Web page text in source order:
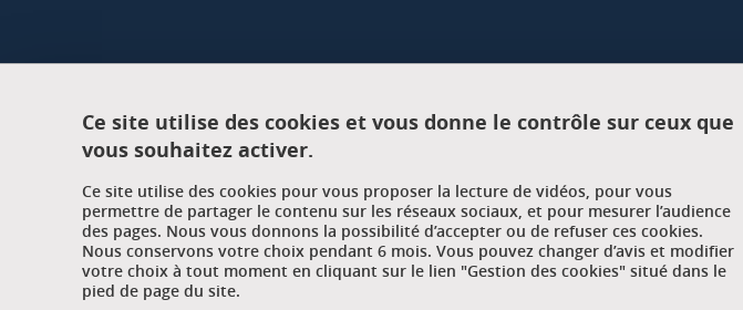
Ce site utilise des cookies et vous donne le contrôle sur ceux que
vous souhaitez activer.
Ce site utilise des cookies pour vous proposer la lecture de vidéos, pour vous
permettre de partager le contenu sur les réseaux sociaux, et pour mesurer l’audience
des pages. Nous vous donnons la possibilité d’accepter ou de refuser ces cookies.
Nous conservons votre choix pendant 6 mois. Vous pouvez changer d’avis et modifier
votre choix à tout moment en cliquant sur le lien "Gestion des cookies" situé dans le
pied de page du site.